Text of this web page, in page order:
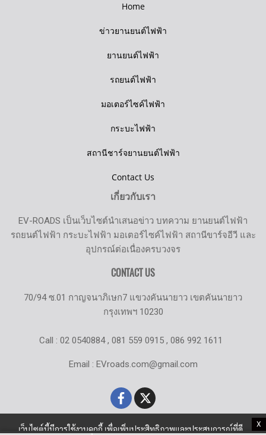
X
Home
ข่าวยานยนต์ไฟฟ้า
ยานยนต์ไฟฟ้า
รถยนต์ไฟฟ้า
มอเตอร์ไซค์ไฟฟ้า
กระบะไฟฟ้า
สถานีชาร์จยานยนต์ไฟฟ้า
Contact Us
เกี่ยวกับเรา
EV-ROADS เป็นเว็บไซต์นำเสนอข่าว บทความ ยานยนต์ไฟฟ้า
รถยนต์ไฟฟ้า กระบะไฟฟ้า มอเตอร์ไซค์ไฟฟ้า สถานีขาร์จอีวี และ
อุปกรณ์ต่อเนื่องครบวงจร
CONTACT US
70/94 ซ.01 กาญจนาภิเษก7 แขวงคันนายาว เขตคันนายาว
กรุงเทพฯ 10230
Call : 02 0540884 , 081 559 0915 , 086 992 1611
Email : EVroads.com@gmail.com
เว็บไซต์นี้มีการใช้งานคุกกี้ เพื่อเพิ่มประสิทธิภาพและประสบการณ์ที่ดี